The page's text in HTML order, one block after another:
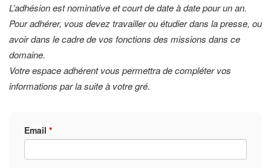
L’adhésion est nominative et court de date à date pour un an.
Pour adhérer, vous devez travailler ou étudier dans la presse, ou
avoir dans le cadre de vos fonctions des missions dans ce
domaine.
Votre espace adhérent vous permettra de compléter vos
informations par la suite à votre gré.
Email *